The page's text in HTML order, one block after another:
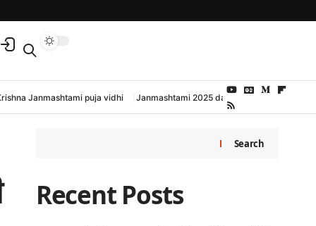
Janmashtami puja vidhi Janmashtami 2025 date and time
Search
Recent Posts